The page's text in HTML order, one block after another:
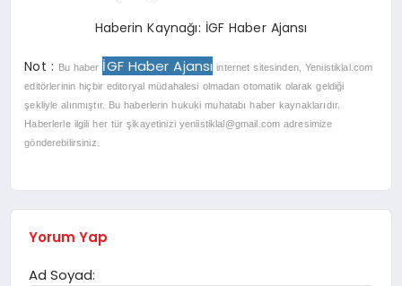
Haberin Kaynağı: İGF Haber Ajansı
Not : Bu haber İGF Haber Ajansı internet sitesinden, Yeniistiklal.com
editörlerinin hiçbir editoryal müdahalesi olmadan otomatik olarak geldiği
şekliyle alınmıştır. Bu haberlerin hukuki muhatabı haber kaynaklarıdır.
Haberlerle ilgili her tür şikayetinizi yeniistiklal@gmail.com adresimize
gönderebilirsiniz.
Yorum Yap
Ad Soyad: